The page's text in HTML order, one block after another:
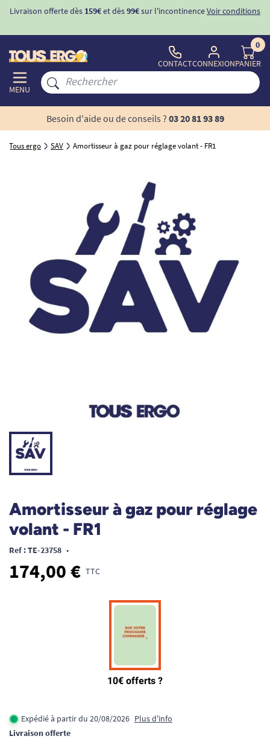
Livraison offerte dès 159€et dès99€sur l'incontinenceVoir conditions
MENU
CONTACTCONNEXION
0
PANIER
Besoin d'aide ou de conseils ? 03 20 81 93 89
Tous ergo SAV Amortisseur à gaz pour réglage volant - FR1
Amortisseur à gaz pour réglage
volant - FR1
Ref : TE-23758 •
174,00 € TTC
Expédié à partir du 20/08/2026 Plus d'info
Livraison offerte